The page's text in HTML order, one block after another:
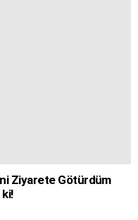
Ziyarete Götürdüm